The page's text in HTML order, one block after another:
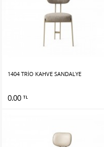
1404 TRİO KAHVE SANDALYE
0.00 TL